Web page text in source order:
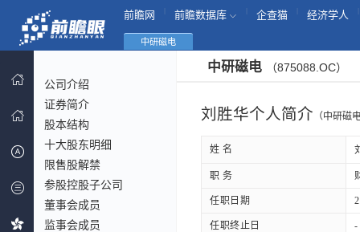
前瞻网 前瞻数据库 企查猫 经济学人
中研磁电
公司介绍
证券简介
股本结构
十大股东明细
限售股解禁
参股控股子公司
董事会成员
监事会成员
中研磁电 （875088.OC）
刘胜华个人简介 （中研磁
姓 名
职 务
任职日期
任职终止日 -